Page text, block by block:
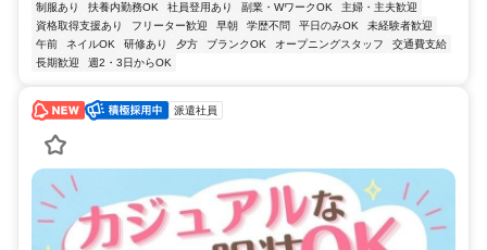
制服あり 扶養内勤務OK 社員登用あり 副業・WワークOK
主婦・主夫歓迎
資格取得支援あり
フリーター歓迎 早朝 学歴不問 平日のみOK
未経験者歓迎
午前
ネイルOK 研修あり 夕方 ブランクOK オープニングスタッフ
交通費支給
長期歓迎
週2・3日からOK
派遣社員